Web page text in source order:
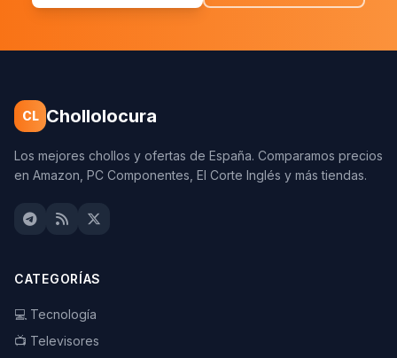
CL Chollolocura
Los mejores chollos y ofertas de España. Comparamos precios
en Amazon, PC Componentes, El Corte Inglés y más tiendas.
CATEGORÍAS
💻 Tecnología
📺 Televisores